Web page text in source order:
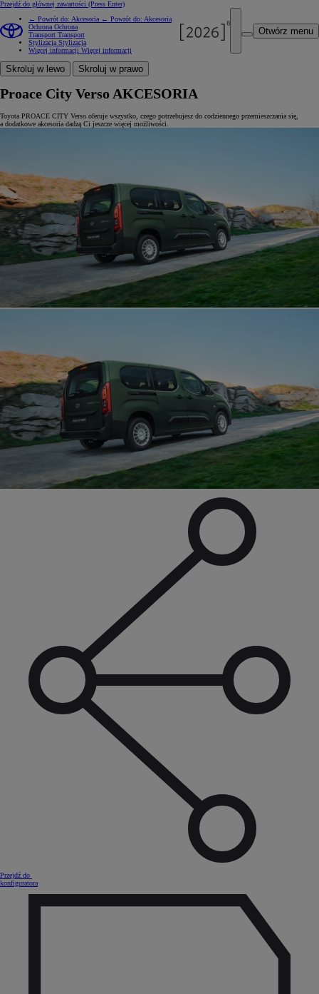
Przejdź do głównej zawartości (Press Enter)
Otwórz menu
← Powrót do: Akcesoria ← Powrót do: Akcesoria
Ochrona Ochrona
Transport Transport
Stylizacja Stylizacja
Więcej informacji Więcej informacji
Skroluj w lewo Skroluj w prawo
Proace City Verso AKCESORIA
Toyota PROACE CITY Verso oferuje wszystko, czego potrzebujesz do codziennego przemieszczania się,
a dodatkowe akcesoria dadzą Ci jeszcze więcej możliwości.
Przejdź do
konfiguratora